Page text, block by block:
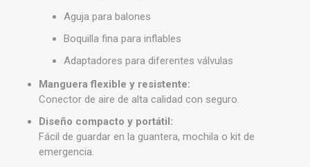
Aguja para balones
Boquilla fina para inflables
Adaptadores para diferentes válvulas
Manguera flexible y resistente:
Conector de aire de alta calidad con seguro.
Diseño compacto y portátil:
Fácil de guardar en la guantera, mochila o kit de
emergencia.